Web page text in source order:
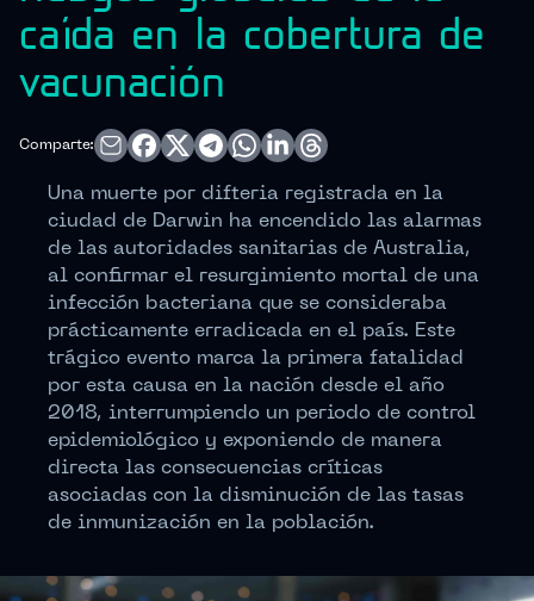
caída en la cobertura de
vacunación
Comparte:
Una muerte por difteria registrada en la
ciudad de Darwin ha encendido las alarmas
de las autoridades sanitarias de Australia,
al confirmar el resurgimiento mortal de una
infección bacteriana que se consideraba
prácticamente erradicada en el país. Este
trágico evento marca la primera fatalidad
por esta causa en la nación desde el año
2018, interrumpiendo un periodo de control
epidemiológico y exponiendo de manera
directa las consecuencias críticas
asociadas con la disminución de las tasas
de inmunización en la población.